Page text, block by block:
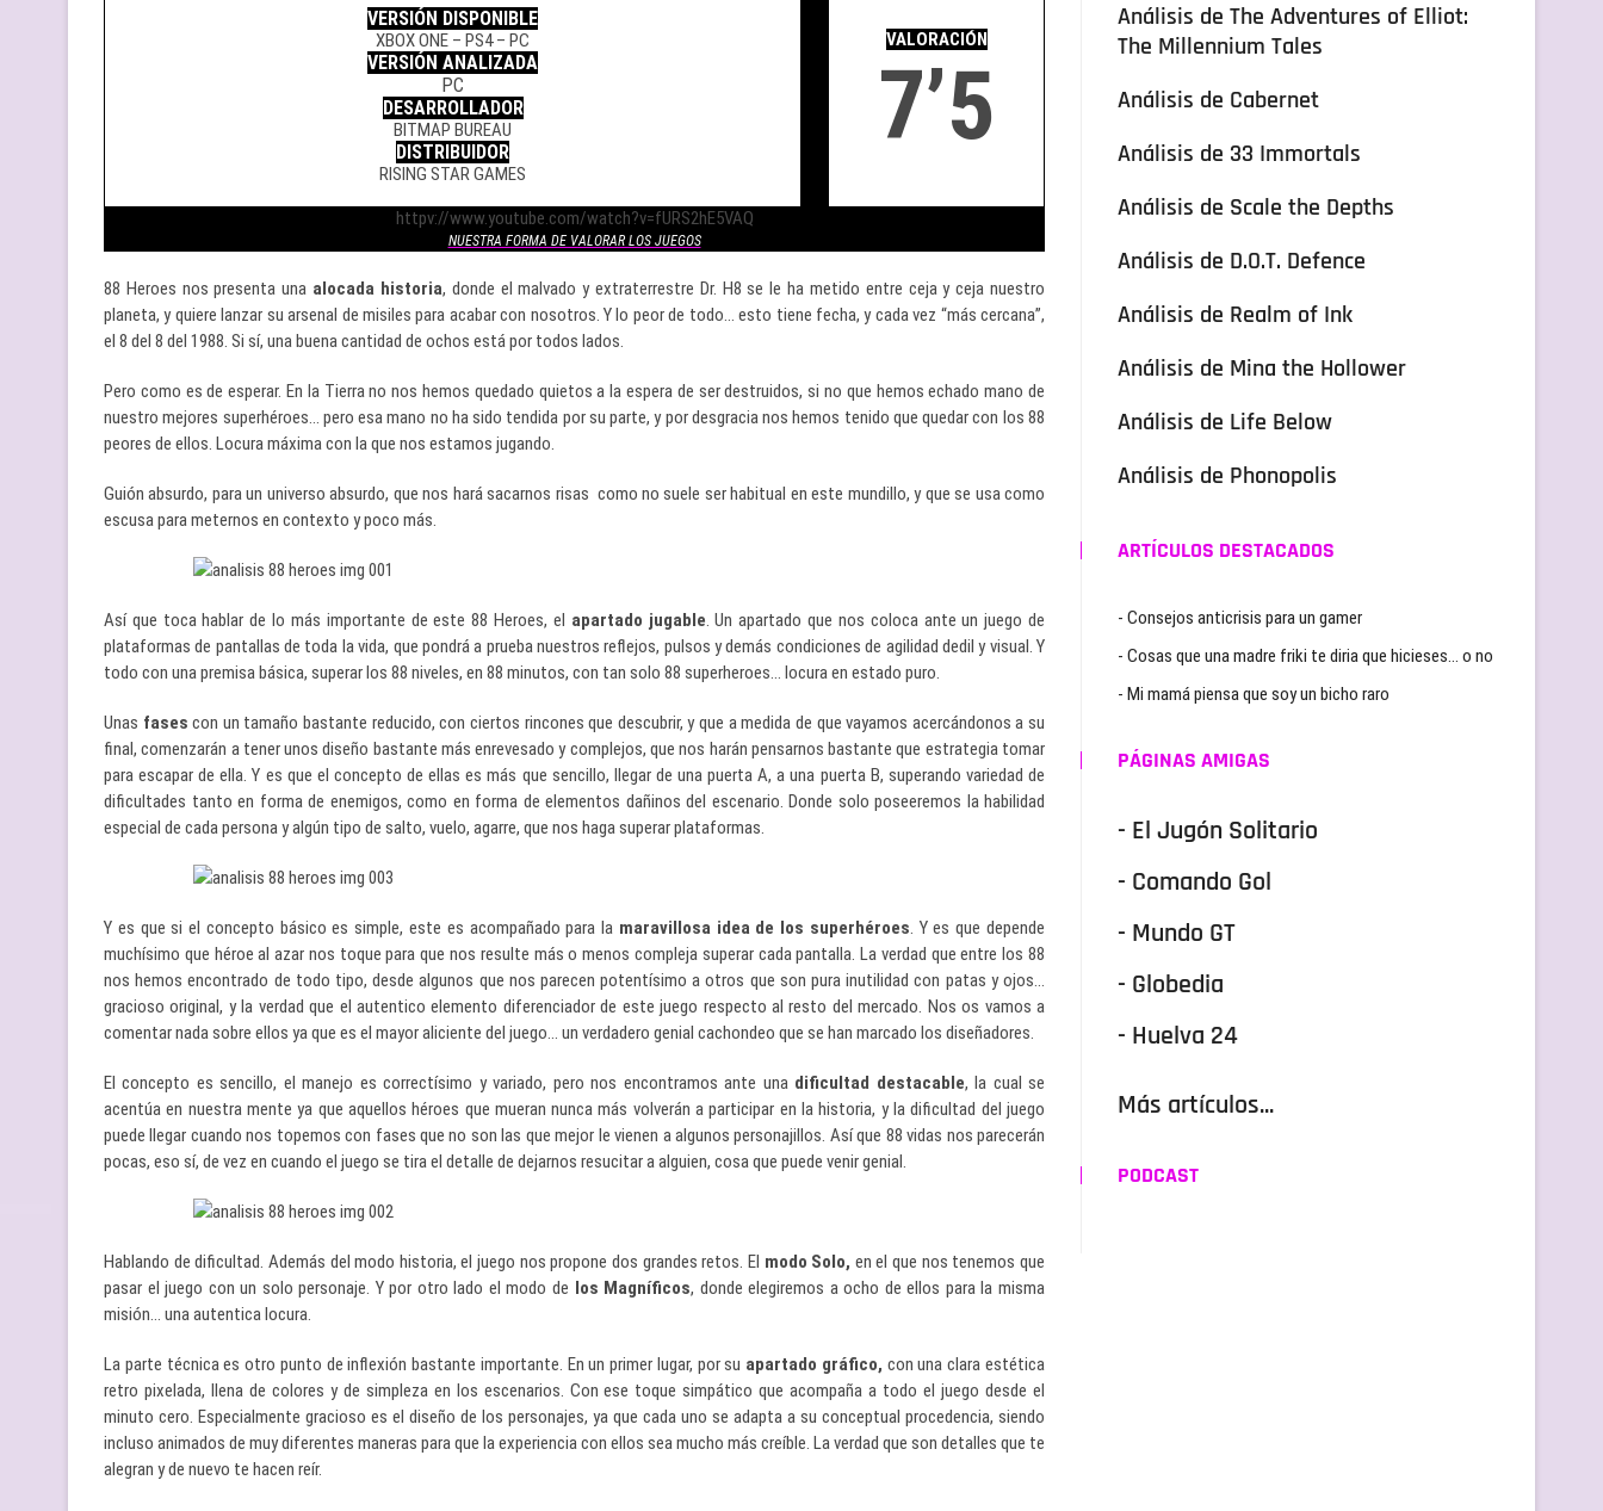
VERSIÓN DISPONIBLE
XBOX ONE – PS4 – PC
VERSIÓN ANALIZADA
PC
DESARROLLADOR
BITMAP BUREAU
DISTRIBUIDOR
RISING STAR GAMES
VALORACIÓN
7’5
httpv://www.youtube.com/watch?v=fURS2hE5VAQ
NUESTRA FORMA DE VALORAR LOS JUEGOS
88 Heroes nos presenta una alocada historia, donde el malvado y extraterrestre Dr. H8 se le ha metido entre ceja y ceja nuestro
planeta, y quiere lanzar su arsenal de misiles para acabar con nosotros. Y lo peor de todo… esto tiene fecha, y cada vez “más cercana”,
el 8 del 8 del 1988. Si sí, una buena cantidad de ochos está por todos lados.
Pero como es de esperar. En la Tierra no nos hemos quedado quietos a la espera de ser destruidos, si no que hemos echado mano de
nuestro mejores superhéroes… pero esa mano no ha sido tendida por su parte, y por desgracia nos hemos tenido que quedar con los 88
peores de ellos. Locura máxima con la que nos estamos jugando.
Guión absurdo, para un universo absurdo, que nos hará sacarnos risas como no suele ser habitual en este mundillo, y que se usa como
escusa para meternos en contexto y poco más.
Así que toca hablar de lo más importante de este 88 Heroes, el apartado jugable. Un apartado que nos coloca ante un juego de
plataformas de pantallas de toda la vida, que pondrá a prueba nuestros reflejos, pulsos y demás condiciones de agilidad dedil y visual. Y
todo con una premisa básica, superar los 88 niveles, en 88 minutos, con tan solo 88 superheroes… locura en estado puro.
Unas fases con un tamaño bastante reducido, con ciertos rincones que descubrir, y que a medida de que vayamos acercándonos a su
final, comenzarán a tener unos diseño bastante más enrevesado y complejos, que nos harán pensarnos bastante que estrategia tomar
para escapar de ella. Y es que el concepto de ellas es más que sencillo, llegar de una puerta A, a una puerta B, superando variedad de
dificultades tanto en forma de enemigos, como en forma de elementos dañinos del escenario. Donde solo poseeremos la habilidad
especial de cada persona y algún tipo de salto, vuelo, agarre, que nos haga superar plataformas.
Y es que si el concepto básico es simple, este es acompañado para la maravillosa idea de los superhéroes. Y es que depende
muchísimo que héroe al azar nos toque para que nos resulte más o menos compleja superar cada pantalla. La verdad que entre los 88
nos hemos encontrado de todo tipo, desde algunos que nos parecen potentísimo a otros que son pura inutilidad con patas y ojos…
gracioso original, y la verdad que el autentico elemento diferenciador de este juego respecto al resto del mercado. Nos os vamos a
comentar nada sobre ellos ya que es el mayor aliciente del juego… un verdadero genial cachondeo que se han marcado los diseñadores.
El concepto es sencillo, el manejo es correctísimo y variado, pero nos encontramos ante una dificultad destacable, la cual se
acentúa en nuestra mente ya que aquellos héroes que mueran nunca más volverán a participar en la historia, y la dificultad del juego
puede llegar cuando nos topemos con fases que no son las que mejor le vienen a algunos personajillos. Así que 88 vidas nos parecerán
pocas, eso sí, de vez en cuando el juego se tira el detalle de dejarnos resucitar a alguien, cosa que puede venir genial.
Hablando de dificultad. Además del modo historia, el juego nos propone dos grandes retos. El modo Solo, en el que nos tenemos que
pasar el juego con un solo personaje. Y por otro lado el modo de los Magníficos, donde elegiremos a ocho de ellos para la misma
misión… una autentica locura.
La parte técnica es otro punto de inflexión bastante importante. En un primer lugar, por su apartado gráfico, con una clara estética
retro pixelada, llena de colores y de simpleza en los escenarios. Con ese toque simpático que acompaña a todo el juego desde el
minuto cero. Especialmente gracioso es el diseño de los personajes, ya que cada uno se adapta a su conceptual procedencia, siendo
incluso animados de muy diferentes maneras para que la experiencia con ellos sea mucho más creíble. La verdad que son detalles que te
alegran y de nuevo te hacen reír.
Análisis de The Adventures of Elliot:
The Millennium Tales
Análisis de Cabernet
Análisis de 33 Immortals
Análisis de Scale the Depths
Análisis de D.O.T. Defence
Análisis de Realm of Ink
Análisis de Mina the Hollower
Análisis de Life Below
Análisis de Phonopolis
ARTÍCULOS DESTACADOS
- Consejos anticrisis para un gamer
- Cosas que una madre friki te diria que hicieses… o no
- Mi mamá piensa que soy un bicho raro
PÁGINAS AMIGAS
- El Jugón Solitario
- Comando Gol
- Mundo GT
- Globedia
- Huelva 24
Más artículos...
PODCAST